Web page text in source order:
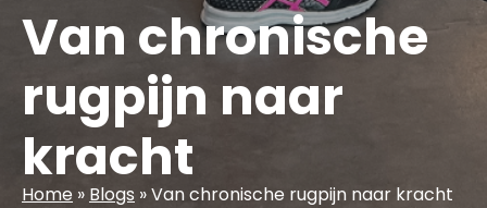
Van chronische
rugpijn naar
kracht
Home » Blogs »Van chronische rugpijn naar kracht